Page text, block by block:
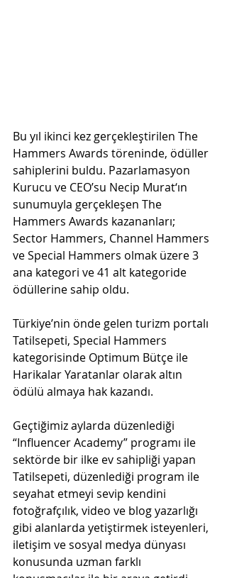
Bu yıl ikinci kez gerçekleştirilen The
Hammers Awards töreninde, ödüller
sahiplerini buldu. Pazarlamasyon
Kurucu ve CEO’su Necip Murat‘ın
sunumuyla gerçekleşen The
Hammers Awards kazananları;
Sector Hammers, Channel Hammers
ve Special Hammers olmak üzere 3
ana kategori ve 41 alt kategoride
ödüllerine sahip oldu.
Türkiye’nin önde gelen turizm portalı
Tatilsepeti, Special Hammers
kategorisinde Optimum Bütçe ile
Harikalar Yaratanlar olarak altın
ödülü almaya hak kazandı.
Geçtiğimiz aylarda düzenlediği
“Influencer Academy” programı ile
sektörde bir ilke ev sahipliği yapan
Tatilsepeti, düzenlediği program ile
seyahat etmeyi sevip kendini
fotoğrafçılık, video ve blog yazarlığı
gibi alanlarda yetiştirmek isteyenleri,
iletişim ve sosyal medya dünyası
konusunda uzman farklı